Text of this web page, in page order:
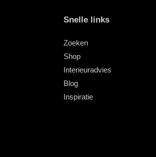
Snelle links
Zoeken
Shop
Interieuradvies
Blog
Inspiratie